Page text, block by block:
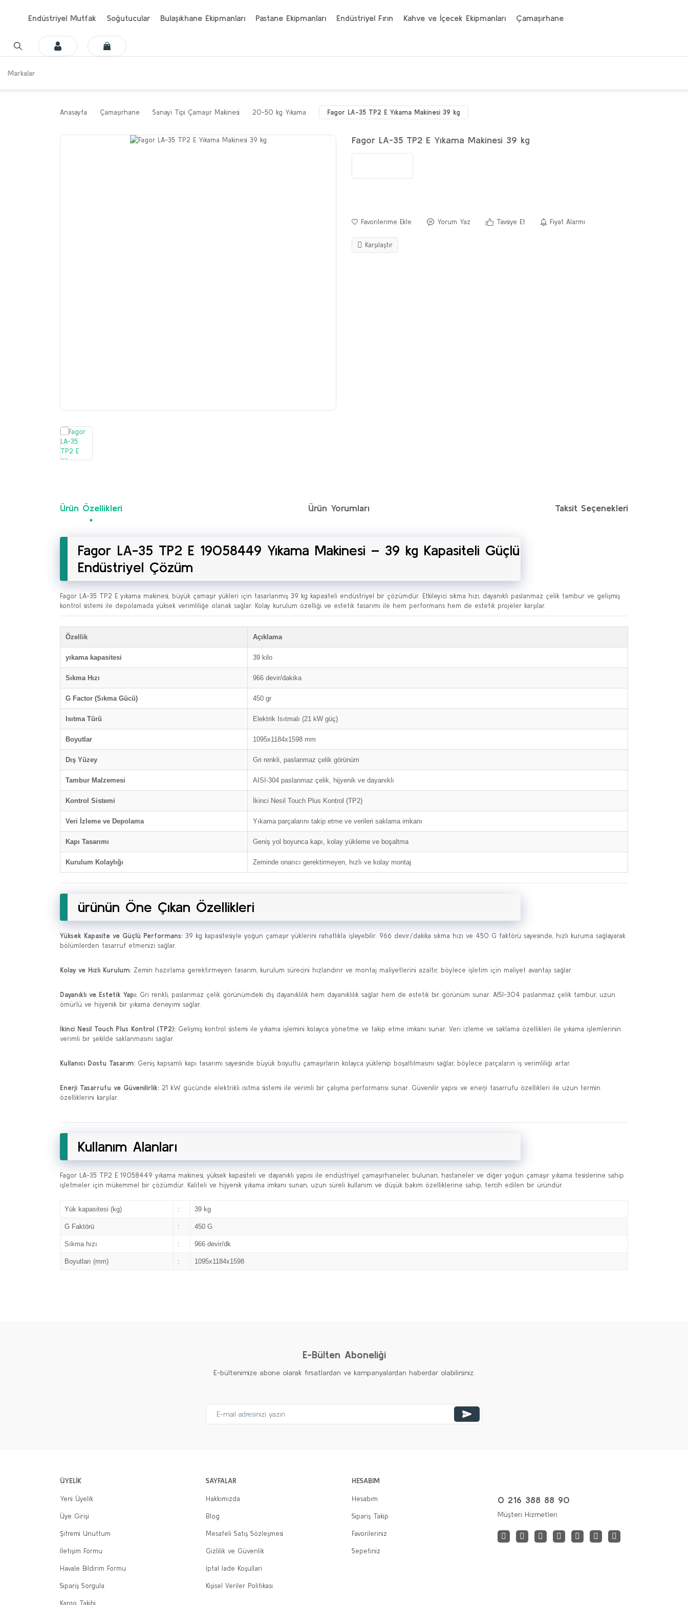
Endüstriyel Mutfak Soğutucular Bulaşıkhane Ekipmanları Pastane Ekipmanları Endüstriyel Fırın Kahve ve İçecek Ekipmanları Çamaşırhane
Markalar
Anasayfa Çamaşırhane Sanayi Tipi Çamaşır Makinesi 20-50 kg Yıkama Fagor LA-35 TP2 E Yıkama Makinesi 39 kg
Fagor LA-35 TP2 E Yıkama Makinesi 39 kg
Yorum Yaz Tavsiye Et Fiyat Alarmı
Karşılaştır
Ürün Özellikleri Ürün Yorumları Taksit Seçenekleri
Fagor LA-35 TP2 E 19058449 Yıkama Makinesi – 39 kg Kapasiteli Güçlü
Endüstriyel Çözüm
Fagor LA-35 TP2 E yıkama makinesi, büyük çamaşır yükleri için tasarlanmış 39 kg kapasiteli endüstriyel bir çözümdür. Etkileyici sıkma hızı, dayanıklı paslanmaz çelik tambur ve gelişmiş
kontrol sistemi ile depolamada yüksek verimliliğe olanak sağlar. Kolay kurulum özelliği ve estetik tasarımı ile hem performans hem de estetik projeler karşılar.
Özellik Açıklama
yıkama kapasitesi 39 kilo
Sıkma Hızı 966 devir/dakika
G Factor (Sıkma Gücü) 450 gr
Isıtma Türü Elektrik Isıtmalı (21 kW güç)
Boyutlar 1095x1184x1598 mm
Dış Yüzey Gri renkli, paslanmaz çelik görünüm
Tambur Malzemesi AISI-304 paslanmaz çelik, hijyenik ve dayanıklı
Kontrol Sistemi İkinci Nesil Touch Plus Kontrol (TP2)
Veri İzleme ve Depolama Yıkama parçalarını takip etme ve verileri saklama imkanı
Kapı Tasarımı Geniş yol boyunca kapı, kolay yükleme ve boşaltma
Kurulum Kolaylığı Zeminde onarıcı gerektirmeyen, hızlı ve kolay montaj
ürünün Öne Çıkan Özellikleri
Yüksek Kapasite ve Güçlü Performans: 39 kg kapasitesiyle yoğun çamaşır yüklerini rahatlıkla işleyebilir. 966 devir/dakika sıkma hızı ve 450 G faktörü sayesinde, hızlı kuruma sağlayarak
bölümlerden tasarruf etmenizi sağlar.
Kolay ve Hızlı Kurulum: Zemin hazırlama gerektirmeyen tasarım, kurulum sürecini hızlandırır ve montaj maliyetlerini azaltır, böylece işletim için maliyet avantajı sağlar.
Dayanıklı ve Estetik Yapı: Gri renkli, paslanmaz çelik görünümdeki dış dayanıklılık hem dayanıklılık sağlar hem de estetik bir görünüm sunar. AISI-304 paslanmaz çelik tambur, uzun
ömürlü ve hijyenik bir yıkama deneyimi sağlar.
İkinci Nesil Touch Plus Kontrol (TP2): Gelişmiş kontrol sistemi ile yıkama işlemini kolayca yönetme ve takip etme imkanı sunar. Veri izleme ve saklama özellikleri ile yıkama işlemlerinin
verimli bir şekilde saklanmasını sağlar.
Kullanıcı Dostu Tasarım: Geniş kapsamlı kapı tasarımı sayesinde büyük boyutlu çamaşırların kolayca yüklenip boşaltılmasını sağlar, böylece parçaların iş verimliliği artar.
Enerji Tasarrufu ve Güvenilirlik: 21 kW gücünde elektrikli ısıtma sistemi ile verimli bir çalışma performansı sunar. Güvenilir yapısı ve enerji tasarrufu özellikleri ile uzun termin
özelliklerini karşılar.
Kullanım Alanları
Fagor LA-35 TP2 E 19058449 yıkama makinesi, yüksek kapasiteli ve dayanıklı yapısı ile endüstriyel çamaşırhaneler, bulunan, hastaneler ve diğer yoğun çamaşır yıkama tesislerine sahip
işletmeler için mükemmel bir çözümdür. Kaliteli ve hijyenik yıkama imkanı sunan, uzun süreli kullanım ve düşük bakım özelliklerine sahip, tercih edilen bir üründür.
Yük kapasitesi (kg) : 39 kg
G Faktörü : 450 G
Sıkma hızı : 966 devir/dk
Boyutları (mm) : 1095x1184x1598
E-Bülten Aboneliği
E-bültenimize abone olarak fırsatlardan ve kampanyalardan haberdar olabilirsiniz.
ÜYELİK
Yeni Üyelik
Üye Girişi
Şifremi Unuttum
İletişim Formu
Havale Bildirim Formu
Sipariş Sorgula
Kargo Takibi
SAYFALAR
Hakkımızda
Blog
Mesafeli Satış Sözleşmesi
Gizlilik ve Güvenlik
İptal İade Koşullari
Kişisel Veriler Politikası
HESABIM
Hesabım
Sipariş Takip
Favorileriniz
Sepetiniz
0 216 388 88 90
Müşteri Hizmetleri